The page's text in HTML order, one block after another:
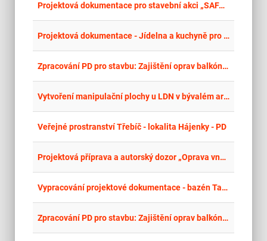
Projektová dokumentace pro stavební akci „SAFARI JIH – I. etapa
Projektová dokumentace - Jídelna a kuchyně pro FZŠ Chodovická
Zpracování PD pro stavbu: Zajištění oprav balkónových těles a souvisejících povrchů v objektech Dvořákova 1331 a 1330, Děčín II
Vytvoření manipulační plochy u LDN v bývalém areálu Nemocnice Opočno formou Design & Build
Veřejné prostranství Třebíč - lokalita Hájenky - PD
Projektová příprava a autorský dozor „Oprava vnějších plášťů tribuny stadionu E. Zátopka, V Průhonech 685, Chrudim
Vypracování projektové dokumentace - bazén Tachov – opakované řízení
Zpracování PD pro stavbu: Zajištění oprav balkónových těles a souvisejících povrchů v objektech Dvořákova 1331 a 1330, Děčín II